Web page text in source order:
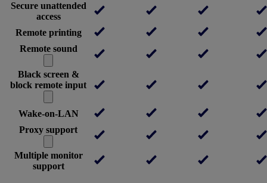
Secure unattended
access
Remote printing
Remote sound
Black screen &
block remote input
Wake-on-LAN
Proxy support
Multiple monitor
support